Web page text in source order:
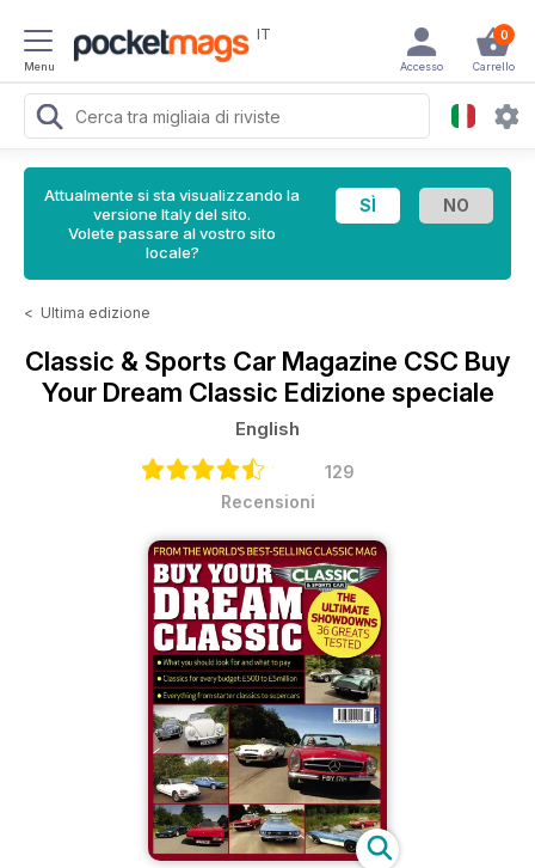
Menu
IT 0
Carrello
Accesso
Attualmente si sta visualizzando la
versione Italy del sito.
Volete passare al vostro sito
locale?
< Ultima edizione
Classic & Sports Car Magazine CSC Buy
Your Dream Classic Edizione speciale
English
129
Recensioni